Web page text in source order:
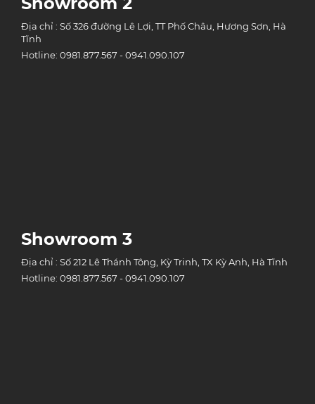
Địa chỉ : Số 326 đường Lê Lợi, TT Phố Châu, Hương Sơn, Hà
Tĩnh
Hotline: 0981.877.567 - 0941.090.107
Showroom 3
Địa chỉ : Số 212 Lê Thánh Tông, Kỳ Trinh, TX Kỳ Anh, Hà Tĩnh
Hotline: 0981.877.567 - 0941.090.107